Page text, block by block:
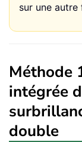
sur une
Méthode
intégrée
double